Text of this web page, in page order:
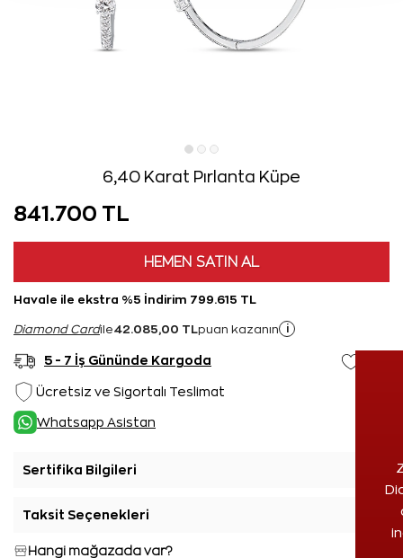
6,40 Karat Pırlanta Küpe
841.700 TL
HEMEN SATIN AL
Havale ile ekstra %5 İndirim 799.615 TL
Diamond Cardile42.085,00 TL puan kazanın i
5 - 7 İş Gününde Kargoda
Ücretsiz ve Sigortalı Teslimat
Whatsapp Asistan
Sertifika Bilgileri
Taksit Seçenekleri
Hangi mağazada var?